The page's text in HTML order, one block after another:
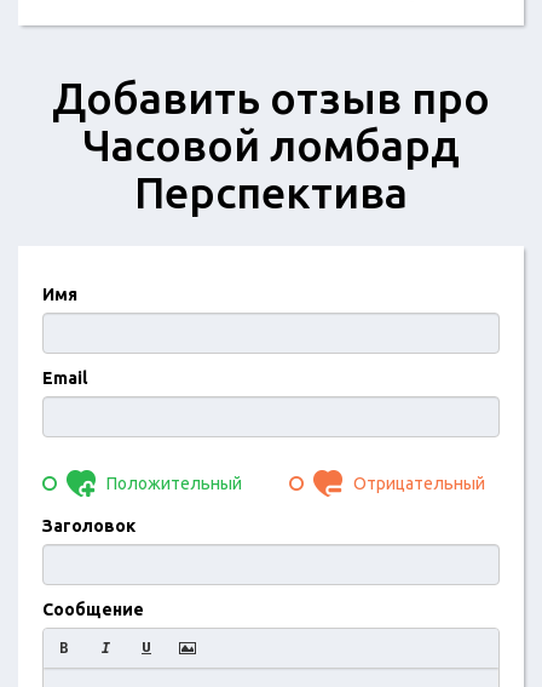
Добавить отзыв про
Часовой ломбард
Перспектива
Имя
Email
Положительный Отрицательный
Заголовок
Сообщение